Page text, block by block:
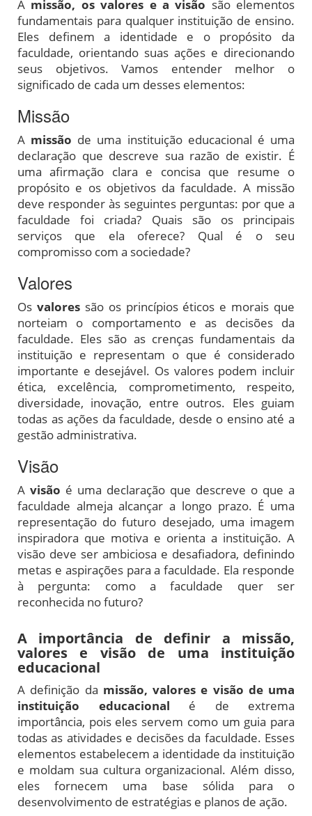
A missão, os valores e a visão são elementos
fundamentais para qualquer instituição de ensino.
Eles definem a identidade e o propósito da
faculdade, orientando suas ações e direcionando
seus objetivos. Vamos entender melhor o
significado de cada um desses elementos:
Missão
A missão de uma instituição educacional é uma
declaração que descreve sua razão de existir. É
uma afirmação clara e concisa que resume o
propósito e os objetivos da faculdade. A missão
deve responder às seguintes perguntas: por que a
faculdade foi criada? Quais são os principais
serviços que ela oferece? Qual é o seu
compromisso com a sociedade?
Valores
Os valoressão os princípios éticos e morais que
norteiam o comportamento e as decisões da
faculdade. Eles são as crenças fundamentais da
instituição e representam o que é considerado
importante e desejável. Os valores podem incluir
ética, excelência, comprometimento, respeito,
diversidade, inovação, entre outros. Eles guiam
todas as ações da faculdade, desde o ensino até a
gestão administrativa.
Visão
A visão é uma declaração que descreve o que a
faculdade almeja alcançar a longo prazo. É uma
representação do futuro desejado, uma imagem
inspiradora que motiva e orienta a instituição. A
visão deve ser ambiciosa e desafiadora, definindo
metas e aspirações para a faculdade. Ela responde
à pergunta: como a faculdade quer ser
reconhecida no futuro?
A importância de definir a missão,
valores e visão de uma instituição
educacional
A definição da missão, valores e visão de uma
instituição educacional é de extrema
importância, pois eles servem como um guia para
todas as atividades e decisões da faculdade. Esses
elementos estabelecem a identidade da instituição
e moldam sua cultura organizacional. Além disso,
eles fornecem uma base sólida para o
desenvolvimento de estratégias e planos de ação.